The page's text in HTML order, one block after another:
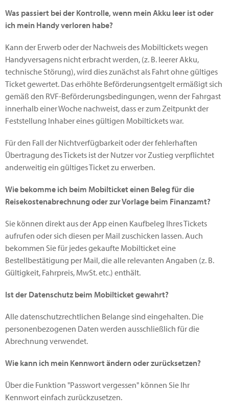
Was passiert bei der Kontrolle, wenn mein Akku leer ist oder
ich mein Handy verloren habe?
Kann der Erwerb oder der Nachweis des Mobiltickets wegen
Handyversagens nicht erbracht werden, (z. B. leerer Akku,
technische Störung), wird dies zunächst als Fahrt ohne gültiges
Ticket gewertet. Das erhöhte Beförderungsentgelt ermäßigt sich
gemäß den RVF-Beförderungsbedingungen, wenn der Fahrgast
innerhalb einer Woche nachweist, dass er zum Zeitpunkt der
Feststellung Inhaber eines gültigen Mobiltickets war.
Für den Fall der Nichtverfügbarkeit oder der fehlerhaften
Übertragung des Tickets ist der Nutzer vor Zustieg verpflichtet
anderweitig ein gültiges Ticket zu erwerben.
Wie bekomme ich beim Mobilticket einen Beleg für die
Reisekostenabrechnung oder zur Vorlage beim Finanzamt?
Sie können direkt aus der App einen Kaufbeleg Ihres Tickets
aufrufen oder sich diesen per Mail zuschicken lassen. Auch
bekommen Sie für jedes gekaufte Mobilticket eine
Bestellbestätigung per Mail, die alle relevanten Angaben (z. B.
Gültigkeit, Fahrpreis, MwSt. etc.) enthält.
Ist der Datenschutz beim Mobilticket gewahrt?
Alle datenschutzrechtlichen Belange sind eingehalten. Die
personenbezogenen Daten werden ausschließlich für die
Abrechnung verwendet.
Wie kann ich mein Kennwort ändern oder zurücksetzen?
Über die Funktion "Passwort vergessen" können Sie Ihr
Kennwort einfach zurückzusetzen.